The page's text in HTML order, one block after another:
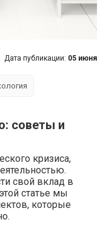
советы и
кризиса,
свой вклад в
статье мы
которые
Дата публикации: 05 июня